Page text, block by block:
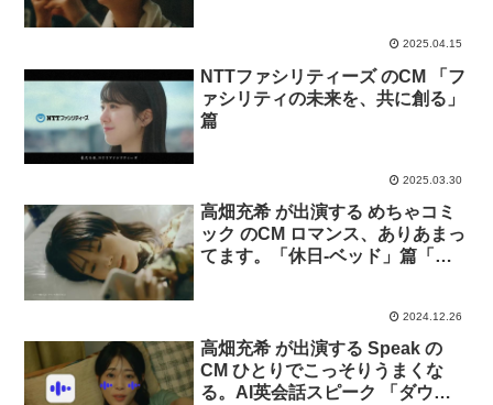
2025.04.15
NTTファシリティーズ のCM 「フ
ァシリティの未来を、共に創る」
篇
2025.03.30
高畑充希 が出演する めちゃコミ
ック のCM ロマンス、ありあまっ
てます。「休日-ベッド」篇「休
2024.12.26
高畑充希 が出演する Speak の
CM ひとりでこっそりうまくな
る。AI英会話スピーク 「ダウン